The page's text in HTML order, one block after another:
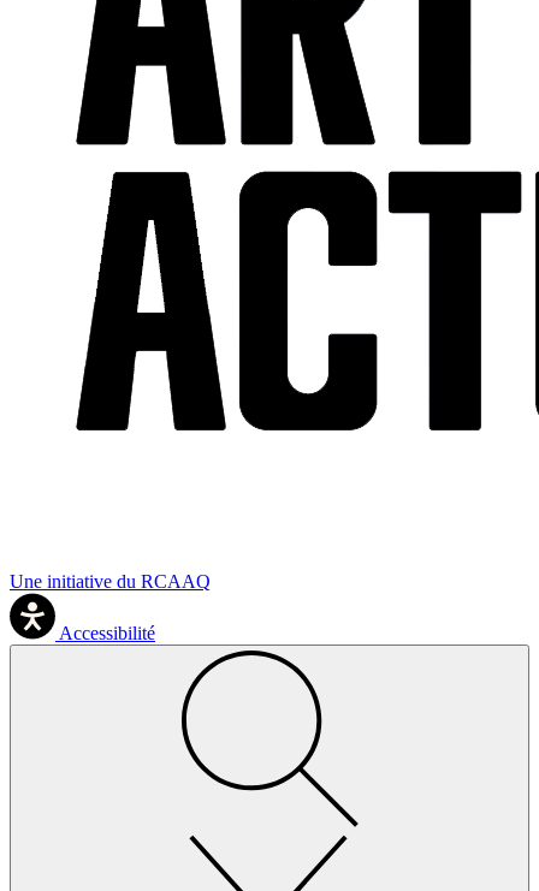
Une initiative du RCAAQ
Accessibilité